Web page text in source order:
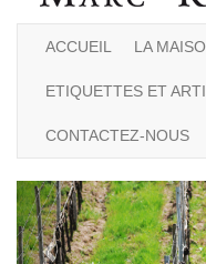
ACCUEIL LA
ETIQUETTES ET
CONTACTEZ-NOUS
Previous